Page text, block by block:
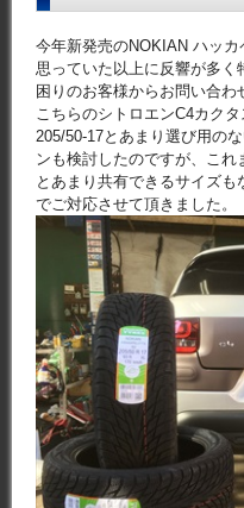
今年新発売のNOKIAN ハッカ
思っていた以上に反響が多く
困りのお客様からお問い合わ
こちらのシトロエンC4カク
205/50-17とあまり選び用の
ンも検討したのですが、こ
とあまり共有できるサイズ
でご対応させて頂きました。